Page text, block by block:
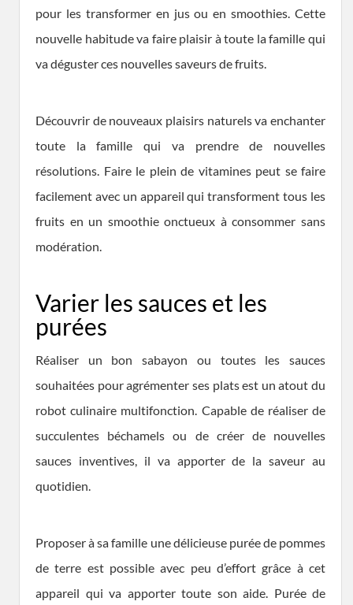
pour les transformer en jus ou en smoothies. Cette
nouvelle habitude va faire plaisir à toute la famille qui
va déguster ces nouvelles saveurs de fruits.
Découvrir de nouveaux plaisirs naturels va enchanter
toute la famille qui va prendre de nouvelles
résolutions. Faire le plein de vitamines peut se faire
facilement avec un appareil qui transforment tous les
fruits en un smoothie onctueux à consommer sans
modération.
Varier les sauces et les
purées
Réaliser un bon sabayon ou toutes les sauces
souhaitées pour agrémenter ses plats est un atout du
robot culinaire multifonction. Capable de réaliser de
succulentes béchamels ou de créer de nouvelles
sauces inventives, il va apporter de la saveur au
quotidien.
Proposer à sa famille une délicieuse purée de pommes
de terre est possible avec peu d’effort grâce à cet
appareil qui va apporter toute son aide. Purée de